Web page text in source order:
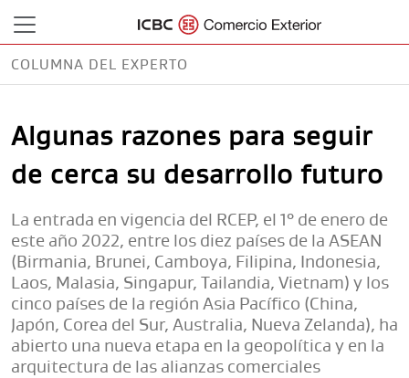
COLUMNA DEL EXPERTO
POR FÉLIX PEÑA
Algunas razones para seguir
de cerca su desarrollo futuro
La entrada en vigencia del RCEP, el 1° de enero de
este año 2022, entre los diez países de la ASEAN
(Birmania, Brunei, Camboya, Filipina, Indonesia,
Laos, Malasia, Singapur, Tailandia, Vietnam) y los
cinco países de la región Asia Pacífico (China,
Japón, Corea del Sur, Australia, Nueva Zelanda), ha
abierto una nueva etapa en la geopolítica y en la
arquitectura de las alianzas comerciales